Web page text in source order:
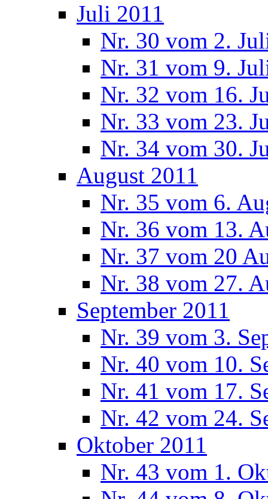
Juli 2011
Nr. 30 vom 2.
Nr. 31 vom 9.
Nr. 32 vom 16.
Nr. 33 vom 23.
Nr. 34 vom 30.
August 2011
Nr. 35 vom 6.
Nr. 36 vom 13.
Nr. 37 vom 20
Nr. 38 vom 27.
September 2011
Nr. 39 vom 3.
Nr. 40 vom 10.
Nr. 41 vom 17.
Nr. 42 vom 24.
Oktober 2011
Nr. 43 vom 1.